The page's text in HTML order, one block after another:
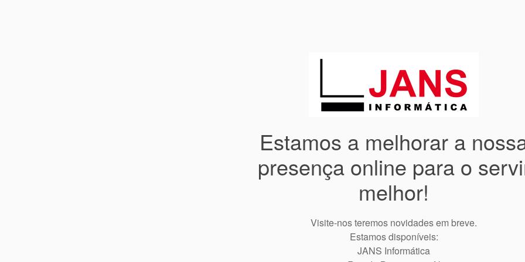
Estamos a melhorar a
presença online para o
melhor!
Visite-nos teremos novidades em breve.
Estamos disponíveis:
JANS Informática